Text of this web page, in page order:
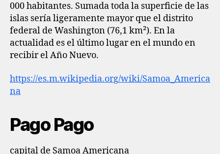
000 habitantes. Sumada toda la superficie de las
islas sería ligeramente mayor que el distrito
federal de Washington (76,1 km²). En la
actualidad es el último lugar en el mundo en
recibir el Año Nuevo.
https://es.m.wikipedia.org/wiki/Samoa_America
na
Pago Pago
capital de Samoa Americana